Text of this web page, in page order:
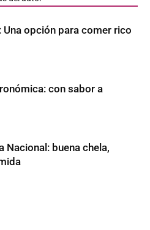
Una opción para comer rico
con sabor a
Nacional: buena chela,